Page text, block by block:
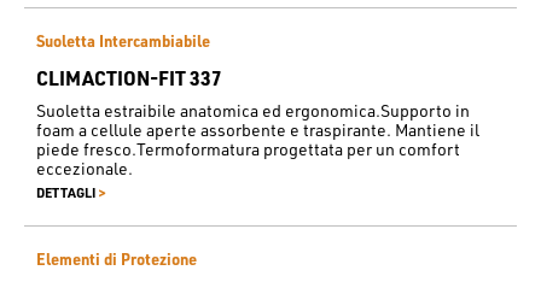
Suoletta Intercambiabile
CLIMACTION-FIT 337
Suoletta estraibile anatomica ed ergonomica.Supporto in
foam a cellule aperte assorbente e traspirante. Mantiene il
piede fresco.Termoformatura progettata per un comfort
eccezionale.
DETTAGLI >
Elementi di Protezione